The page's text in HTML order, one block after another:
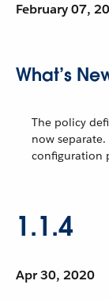
February 07,
What’s
The policy
now
configuration
1.1.4
Apr 30, 2020